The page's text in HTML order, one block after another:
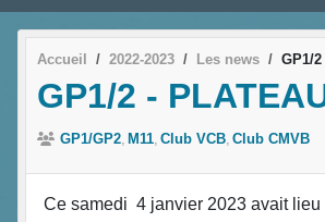
Accueil 2022-2023 Les news GP1/
GP1/2 -
GP1/GP2 M11 Club VCB Club CMVB
Ce samedi 4 janvier 2023 avait